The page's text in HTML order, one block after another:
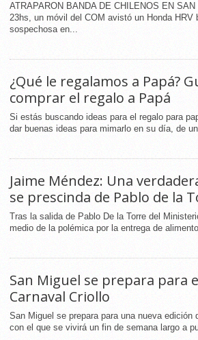
ATRAPARON BANDA DE CHILENOS EN
23hs, un móvil del COM avistó un Honda HRV
sospechosa en...
¿Qué le regalamos a Papá?
comprar el regalo a Papá
Si estás buscando ideas para el regalo para
dar buenas ideas para mimarlo en su día, de
Jaime Méndez: Una
se prescinda de Pablo de la
Tras la salida de Pablo De la Torre del
medio de la polémica por la entrega de
San Miguel se prepara para
Carnaval Criollo
San Miguel se prepara para una nueva edición
con el que se vivirá un fin de semana largo a